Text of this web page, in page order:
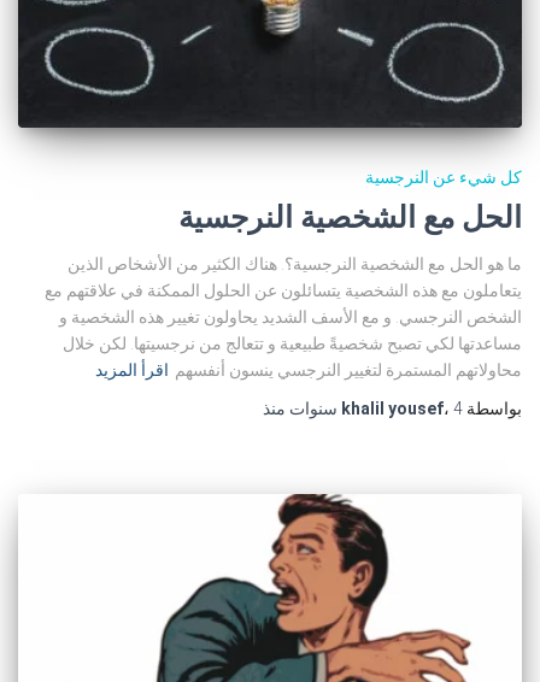
كل شيء عن النرجسية
الحل مع الشخصية النرجسية
ما هو الحل مع الشخصية النرجسية؟. هناك الكثير من الأشخاص الذين
يتعاملون مع هذه الشخصية يتسائلون عن الحلول الممكنة في علاقتهم مع
الشخص النرجسي. و مع الأسف الشديد يحاولون تغيير هذه الشخصية و
مساعدتها لكي تصبح شخصيةً طبيعية و تتعالج من نرجسيتها. لكن خلال
محاولاتهم المستمرة لتغيير النرجسي ينسون أنفسهم اقرأ المزيد
بواسطة
khalil yousef، 4 سنوات منذ